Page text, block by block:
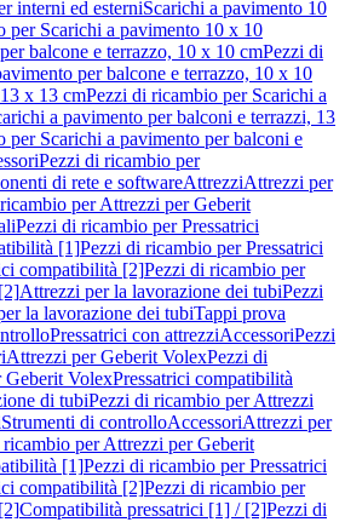
interni ed esterniScarichi a pavimento 10
per Scarichi a pavimento 10 x 10
balcone e terrazzo, 10 x 10 cmPezzi di
per balcone e terrazzo, 10 x 10
x 13 cmPezzi di ricambio per Scarichi a
a pavimento per balconi e terrazzi, 13
per Scarichi a pavimento per balconi e
Pezzi di ricambio per
di rete e softwareAttrezziAttrezzi per
per Attrezzi per Geberit
Pezzi di ricambio per Pressatrici
[1]Pezzi di ricambio per Pressatrici
compatibilità [2]Pezzi di ricambio per
Attrezzi per la lavorazione dei tubiPezzi
la lavorazione dei tubiTappi prova
Pressatrici con attrezziAccessoriPezzi
Attrezzi per Geberit VolexPezzi di
Geberit VolexPressatrici compatibilità
di tubiPezzi di ricambio per Attrezzi
Strumenti di controlloAccessoriAttrezzi per
per Attrezzi per Geberit
[1]Pezzi di ricambio per Pressatrici
compatibilità [2]Pezzi di ricambio per
Compatibilità pressatrici [1] / [2]Pezzi di